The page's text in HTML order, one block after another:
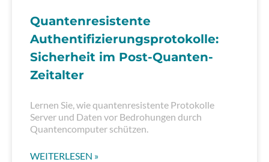
Quantenresistente
Authentifizierungsprotokolle:
Sicherheit im Post-Quanten-
Zeitalter
Lernen Sie, wie quantenresistente Protokolle
Server und Daten vor Bedrohungen durch
Quantencomputer schützen.
WEITERLESEN »